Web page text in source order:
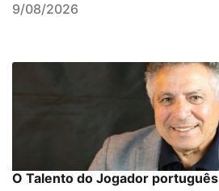
9/08/2026
O Talento do Jogador português